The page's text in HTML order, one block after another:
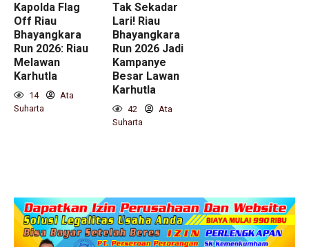
Kapolda Flag
Off Riau
Bhayangkara
Run 2026: Riau
Melawan
Karhutla
14
Ata
Suharta
Tak Sekadar
Lari! Riau
Bhayangkara
Run 2026 Jadi
Kampanye
Besar Lawan
Karhutla
42
Ata
Suharta